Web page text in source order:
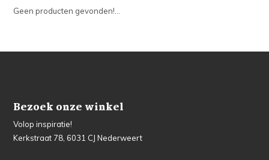
Geen producten gevonden!...
Bezoek onze winkel
Volop inspiratie!
Kerkstraat 78, 6031 CJ Nederweert